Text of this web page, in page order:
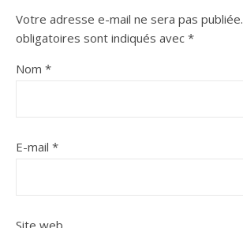
Votre adresse e-mail ne sera pas publiée.
obligatoires sont indiqués avec *
Nom *
E-mail *
Site web